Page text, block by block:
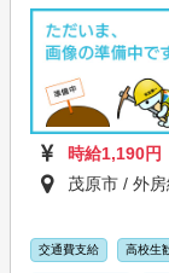
時給1,190円
茂原市 / 外
交通費支給 高校生